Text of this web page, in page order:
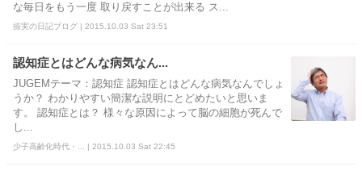
な毎日をもう一度 取り戻すことが出来る ス...
捺実の日記ブログ | 2015.10.03 Sat 23:51
認知症とはどんな病気なん...
JUGEMテーマ：認知症 認知症とはどんな病気なんでしょ
うか？ わかりやすい簡潔な説明にとどめたいと思いま
す。 認知症とは？ 様々な原因によって脳の細胞が死んで
し...
少子高齢化時代・... | 2015.10.03 Sat 22:45